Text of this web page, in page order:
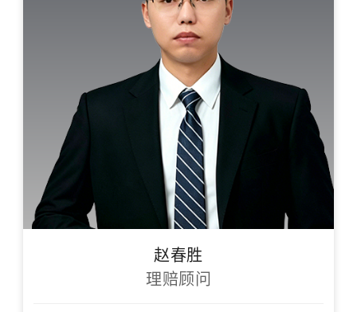
赵春胜
理赔顾问